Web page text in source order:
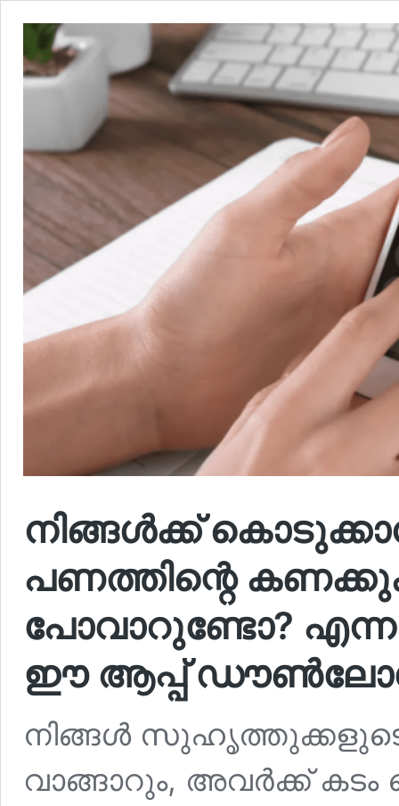
നിങ്ങൾക്ക്
പണത്തിന്റെ
പോവാറുണ്ടോ?
ഈ ആപ്പ്
നിങ്ങൾ
വാങ്ങാറും, അവർക്ക്